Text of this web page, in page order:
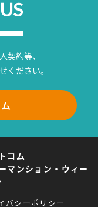
契約等、
ください。
コム
マンション・ウィー
バシーポリシー